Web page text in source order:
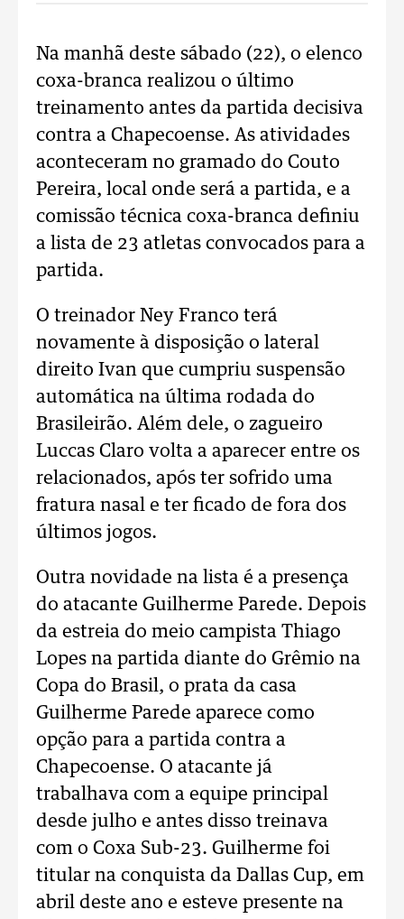
Na manhã deste sábado (22), o elenco
coxa-branca realizou o último
treinamento antes da partida decisiva
contra a Chapecoense. As atividades
aconteceram no gramado do Couto
Pereira, local onde será a partida, e a
comissão técnica coxa-branca definiu
a lista de 23 atletas convocados para a
partida.
O treinador Ney Franco terá
novamente à disposição o lateral
direito Ivan que cumpriu suspensão
automática na última rodada do
Brasileirão. Além dele, o zagueiro
Luccas Claro volta a aparecer entre os
relacionados, após ter sofrido uma
fratura nasal e ter ficado de fora dos
últimos jogos.
Outra novidade na lista é a presença
do atacante Guilherme Parede. Depois
da estreia do meio campista Thiago
Lopes na partida diante do Grêmio na
Copa do Brasil, o prata da casa
Guilherme Parede aparece como
opção para a partida contra a
Chapecoense. O atacante já
trabalhava com a equipe principal
desde julho e antes disso treinava
com o Coxa Sub-23. Guilherme foi
titular na conquista da Dallas Cup, em
abril deste ano e esteve presente na